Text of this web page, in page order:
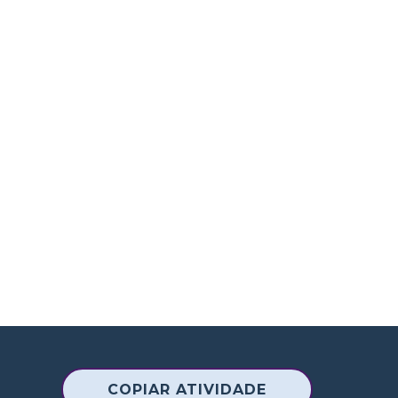
COPIAR ATIVIDADE